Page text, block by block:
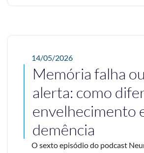
14/05/2026
Memória falha
alerta: como
envelhecimento
demência
O sexto episódio do podcast